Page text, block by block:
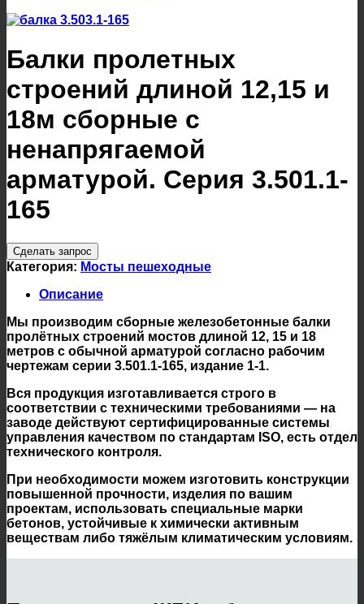
Балки пролетных
строений длиной 12,15 и
18м сборные с
ненапрягаемой
арматурой. Серия 3.501.1-
165
Сделать запрос
Категория: Мосты пешеходные
Описание
Мы производим сборные железобетонные балки
пролётных строений мостов длиной 12, 15 и 18
метров с обычной арматурой согласно рабочим
чертежам серии 3.501.1-165, издание 1-1.
Вся продукция изготавливается строго в
соответствии с техническими требованиями — на
заводе действуют сертифицированные системы
управления качеством по стандартам ISO, есть отдел
технического контроля.
При необходимости можем изготовить конструкции
повышенной прочности, изделия по вашим
проектам, использовать специальные марки
бетонов, устойчивые к химически активным
веществам либо тяжёлым климатическим условиям.